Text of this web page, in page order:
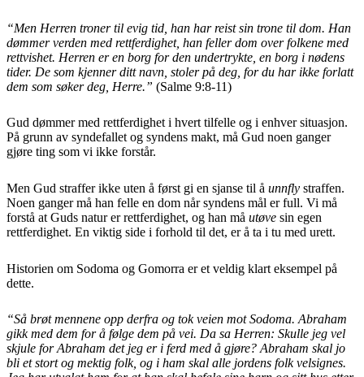
“Men Herren troner til evig tid, han har reist sin trone til dom. Han
dømmer verden med rettferdighet, han feller dom over folkene med
rettvishet. Herren er en borg for den undertrykte, en borg i nødens
tider. De som kjenner ditt navn, stoler på deg, for du har ikke forlatt
dem som søker deg, Herre.” (Salme 9:8-11)
Gud dømmer med rettferdighet i hvert tilfelle og i enhver situasjon.
På grunn av syndefallet og syndens makt, må Gud noen ganger
gjøre ting som vi ikke forstår.
Men Gud straffer ikke uten å først gi en sjanse til å unnfly straffen.
Noen ganger må han felle en dom når syndens mål er full. Vi må
forstå at Guds natur er rettferdighet, og han må utøve sin egen
rettferdighet. En viktig side i forhold til det, er å ta i tu med urett.
Historien om Sodoma og Gomorra er et veldig klart eksempel på
dette.
“Så brøt mennene opp derfra og tok veien mot Sodoma. Abraham
gikk med dem for å følge dem på vei. Da sa Herren: Skulle jeg vel
skjule for Abraham det jeg er i ferd med å gjøre? Abraham skal jo
bli et stort og mektig folk, og i ham skal alle jordens folk velsignes.